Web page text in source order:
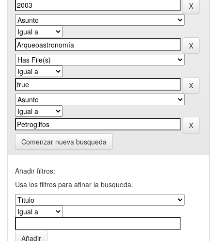
Comenzar nueva busqueda
Añadir filtros:
Usa los filtros para afinar la busqueda.